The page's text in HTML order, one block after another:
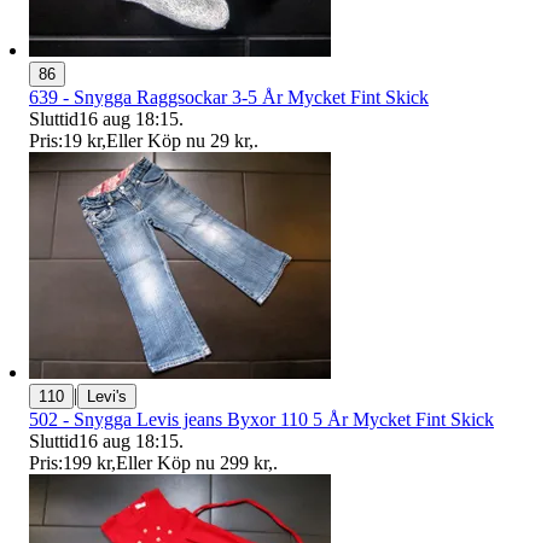
86
639 - Snygga Raggsockar 3-5 År Mycket Fint Skick
Sluttid16 aug 18:15.
Pris:19 kr,Eller Köp nu 29 kr,.
110 | Levi's
502 - Snygga Levis jeans Byxor 110 5 År Mycket Fint Skick
Sluttid16 aug 18:15.
Pris:199 kr,Eller Köp nu 299 kr,.